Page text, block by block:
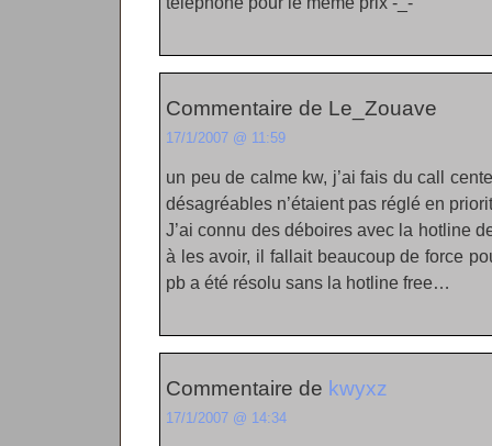
Commentaire de Le_Zouave
17/1/2007 @ 11:59
un peu de calme kw, j’ai fais du call
désagréables n’étaient pas réglé en
J’ai connu des déboires avec la hotline
à les avoir, il fallait beaucoup de force
pb a été résolu sans la hotline free…
Commentaire de kwyxz
17/1/2007 @ 14:34